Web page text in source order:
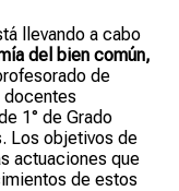
llevando a cabo
del bien común,
de
docentes
1° de Grado
Los objetivos de
actuaciones que
de estos